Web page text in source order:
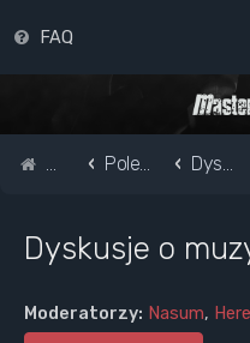
FAQ
Strona główna
Pole do popisu... Dyskusje o muzyce metalowej
Dyskusje o
Moderatorzy: Nasum,